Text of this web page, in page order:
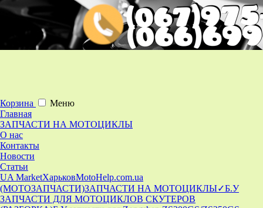
Корзина
Меню
Главная
ЗАПЧАСТИ НА МОТОЦИКЛЫ
О нас
Контакты
Новости
Статьи
UA MarketХарьковMotoHelp.com.ua
(МОТОЗАПЧАСТИ)ЗАПЧАСТИ НА МОТОЦИКЛЫ✓Б.У
ЗАПЧАСТИ ДЛЯ МОТОЦИКЛОВ СКУТЕРОВ